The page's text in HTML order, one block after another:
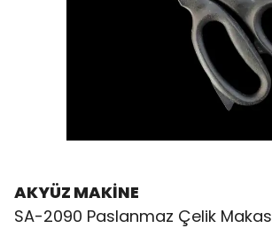
AKYÜZ MAKİNE
SA-2090 Paslanmaz Çelik Makas